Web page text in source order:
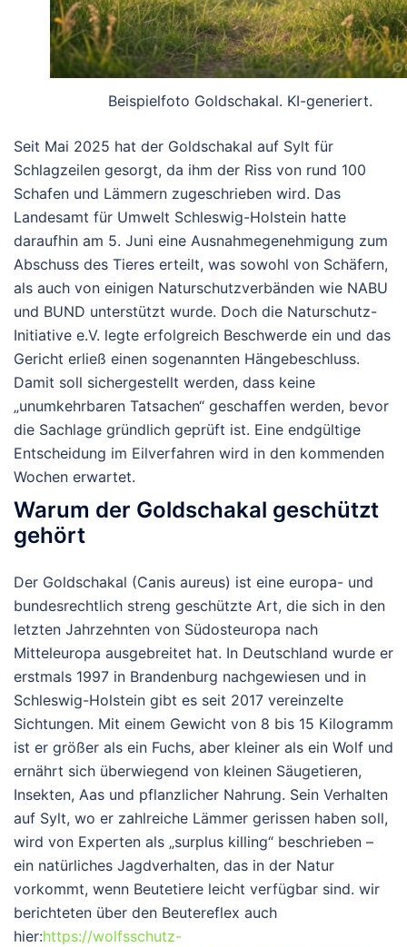
Beispielfoto Goldschakal. KI-generiert.
Seit Mai 2025 hat der Goldschakal auf Sylt für
Schlagzeilen gesorgt, da ihm der Riss von rund 100
Schafen und Lämmern zugeschrieben wird. Das
Landesamt für Umwelt Schleswig-Holstein hatte
daraufhin am 5. Juni eine Ausnahmegenehmigung zum
Abschuss des Tieres erteilt, was sowohl von Schäfern,
als auch von einigen Naturschutzverbänden wie NABU
und BUND unterstützt wurde. Doch die Naturschutz-
Initiative e.V. legte erfolgreich Beschwerde ein und das
Gericht erließ einen sogenannten Hängebeschluss.
Damit soll sichergestellt werden, dass keine
„unumkehrbaren Tatsachen“ geschaffen werden, bevor
die Sachlage gründlich geprüft ist. Eine endgültige
Entscheidung im Eilverfahren wird in den kommenden
Wochen erwartet.
Warum der Goldschakal geschützt
gehört
Der Goldschakal (Canis aureus) ist eine europa- und
bundesrechtlich streng geschützte Art, die sich in den
letzten Jahrzehnten von Südosteuropa nach
Mitteleuropa ausgebreitet hat. In Deutschland wurde er
erstmals 1997 in Brandenburg nachgewiesen und in
Schleswig-Holstein gibt es seit 2017 vereinzelte
Sichtungen. Mit einem Gewicht von 8 bis 15 Kilogramm
ist er größer als ein Fuchs, aber kleiner als ein Wolf und
ernährt sich überwiegend von kleinen Säugetieren,
Insekten, Aas und pflanzlicher Nahrung. Sein Verhalten
auf Sylt, wo er zahlreiche Lämmer gerissen haben soll,
wird von Experten als „surplus killing“ beschrieben –
ein natürliches Jagdverhalten, das in der Natur
vorkommt, wenn Beutetiere leicht verfügbar sind. wir
berichteten über den Beutereflex auch
hier:https://wolfsschutz-